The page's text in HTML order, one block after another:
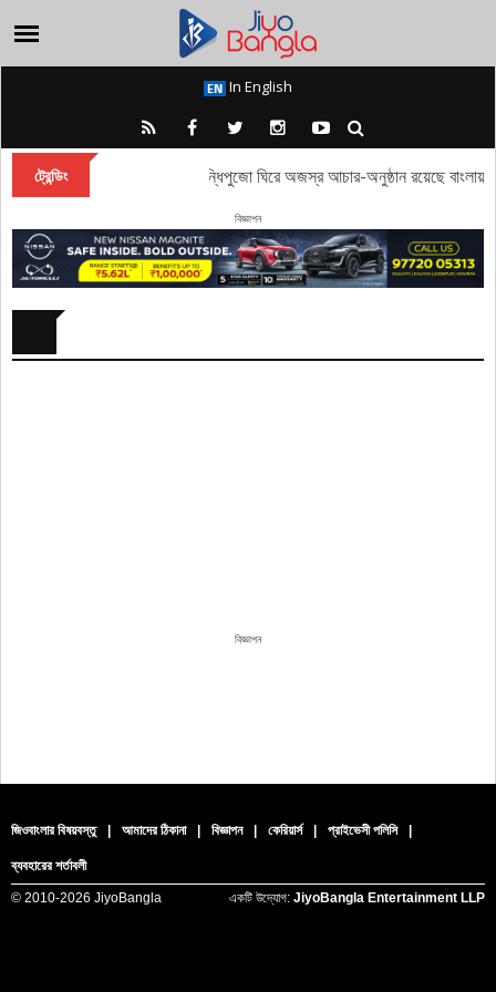
In English
ট্রেন্ডিং তাঁবি থেকে পদ্ম, সন্ধিপুজো ঘিরে অজস্র আচার-অনুষ্ঠান রয়েছে বাংলায়
বিজ্ঞাপন
জিওবাংলার বিষয়বস্তু | আমাদের ঠিকানা | বিজ্ঞাপন | কেরিয়ার্স | প্রাইভেসী পলিসি |
ব্যবহারের শর্তাবলী
© 2010-2026 JiyoBangla একটি উদ্যোগ: JiyoBangla Entertainment LLP
বিজ্ঞাপন